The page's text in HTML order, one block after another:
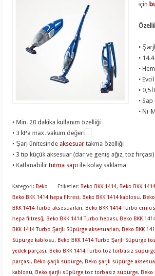
için
•
•
•
•
• 0,5
•
• Ni-
• Min. 20 dakika kullanım özelliği
• 3 kPa max. vakum değeri
• Şarj ünitesinde aksesuar takma özelliği
• 3 tip küçük aksesuar (dar ve geniş ağız, toz fırçası)
• Katlanabilirtutma sapı ile kolay saklama
Kategori: Beko ⋅ Etiketler: Beko BKK 1414, Beko BKK
Beko BKK 1414 hepa filtresi, Beko BKK 1414 kablosu,
BKK 1414 Turbo aksesuarları, Beko BKK 1414 Turbo
hepa filtresğ, Beko BKK 1414 Turbo hepası, Beko BKK
BKK 1414 Turbo Şarjlı Süpürge aksesuarları, Beko BKK
Süpürge kablosu, Beko BKK 1414 Turbo Şarjlı Süpürge
yedek parçası, Beko BKK 1414 Turbo toz torbasız
parçası, Beko şarjlı süpürge, Beko şarjlı süpürge
kablosu, Beko şarjlı süpürge toz torbasız süpürge, Beko